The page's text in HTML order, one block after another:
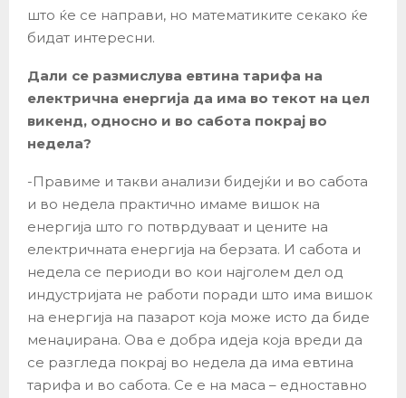
што ќе се направи, но математиките секако ќе
бидат интересни.
Дали се размислува евтина тарифа на
електрична енергија да има во текот на цел
викенд, односно и во сабота покрај во
недела?
-Правиме и такви анализи бидејќи и во сабота
и во недела практично имаме вишок на
енергија што го потврдуваат и цените на
електричната енергија на берзата. И сабота и
недела се периоди во кои најголем дел од
индустријата не работи поради што има вишок
на енергија на пазарот која може исто да биде
менаџирана. Ова е добра идеја која вреди да
се разгледа покрај во недела да има евтина
тарифа и во сабота. Се е на маса – едноставно